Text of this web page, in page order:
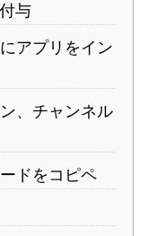
与
アプリをイン
、チャンネル
ドをコピペ